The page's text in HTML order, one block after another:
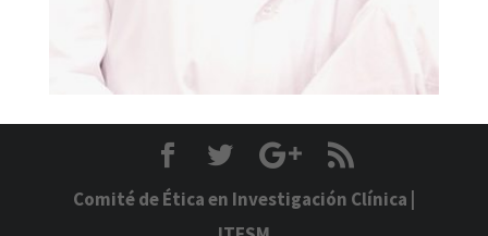
Comité de Ética en Investigación Clínica